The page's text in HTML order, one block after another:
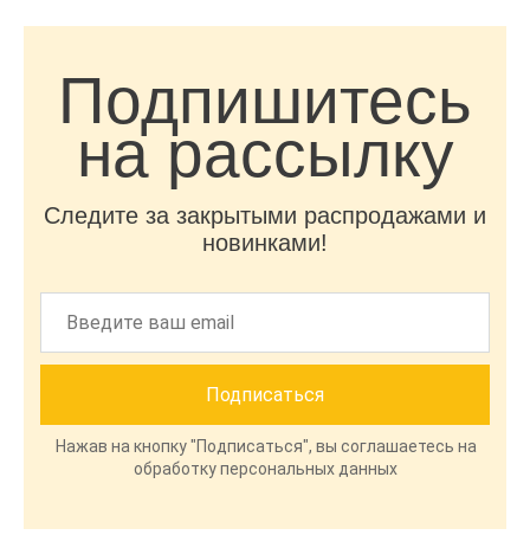
Подпишитесь
на рассылку
Следите за закрытыми распродажами и
новинками!
Нажав на кнопку "Подписаться", вы соглашаетесь на
обработку персональных данных